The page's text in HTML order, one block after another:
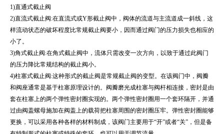
1)直通式截止阀
2)直流式截止阀:在直流式或Y形截止阀中，阀体的流道与主流道成一斜线，这
样流动状态的破坏程度比常规截止阀要小，因而通过阀门的压力损失也相应的
小了。
3)角式截止阀:在角式截止阀中，流体只需改变一次方向，以致于通过此阀门
的压力降比常规结构的截止阀小。
4)柱塞式截止阀:这种形式的截止阀是常规截止阀的变型。在该阀门中，阀瓣
和阀座通常是基于柱塞原理设计的。阀瓣磨光成柱塞与阀杆相连接，密封是由
套在柱塞上的两个弹性密封圈实现的。两个弹性密封圈用一个套环隔开，并通
过由阀盖螺母施加在阀盖上的载荷把柱塞周围的密封圈压牢。弹性密封圈能够
更换，可以采用各种各样的材料制成，该阀门主要用于“开”或者“关”，但是备